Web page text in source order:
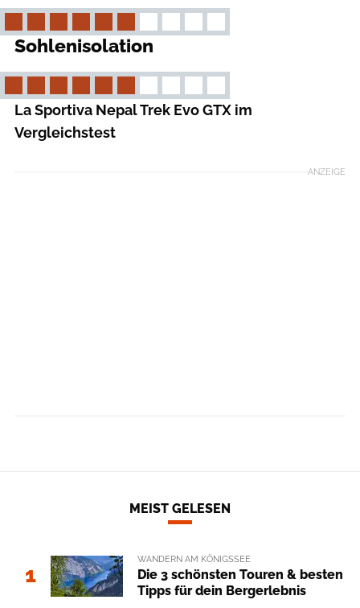
Sohlenisolation
La Sportiva Nepal Trek Evo GTX im
Vergleichstest
ANZEIGE
MEIST GELESEN
1
WANDERN AM KÖNIGSSEE
Die 3 schönsten Touren & besten
Tipps für dein Bergerlebnis